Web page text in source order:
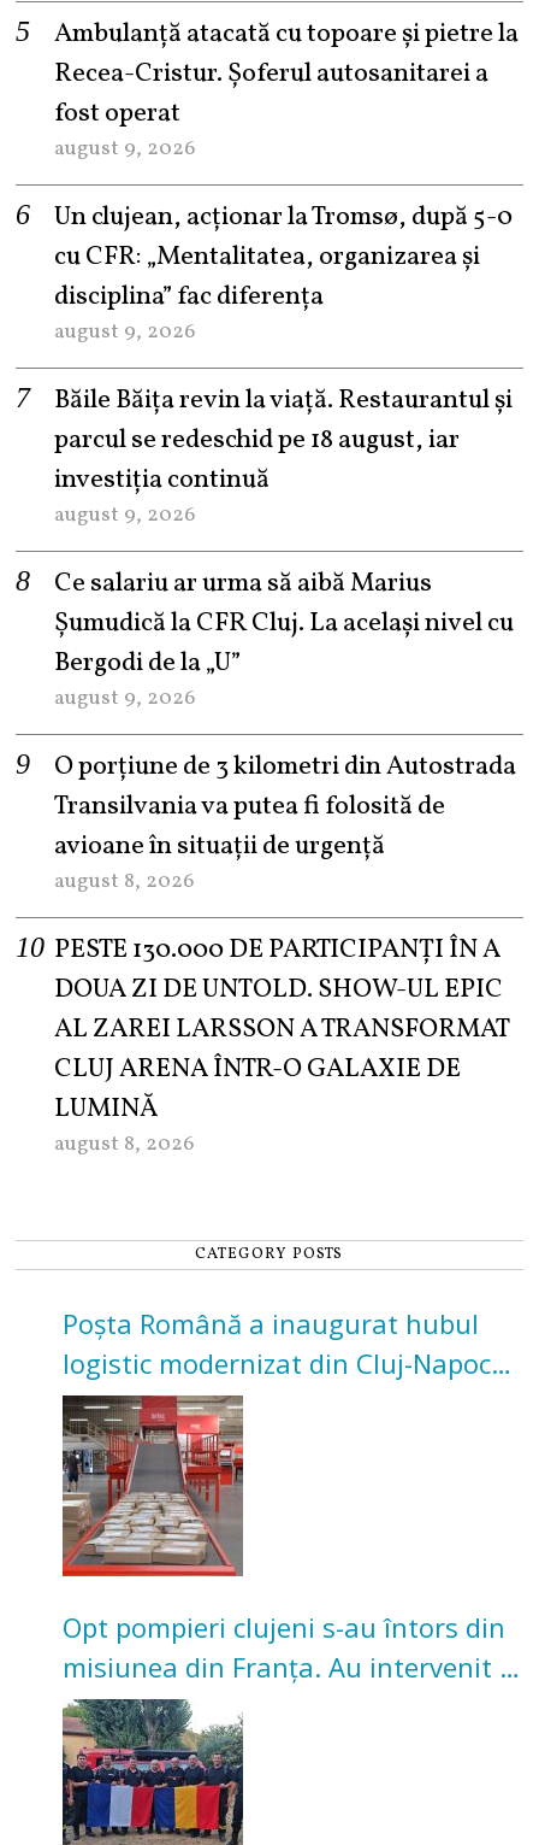
Ambulanță atacată cu topoare și pietre la
Recea-Cristur. Șoferul autosanitarei a
fost operat
august 9, 2026
Un clujean, acționar la Tromsø, după 5-0
cu CFR: „Mentalitatea, organizarea și
disciplina” fac diferența
august 9, 2026
Băile Băița revin la viață. Restaurantul și
parcul se redeschid pe 18 august, iar
investiția continuă
august 9, 2026
Ce salariu ar urma să aibă Marius
Șumudică la CFR Cluj. La același nivel cu
Bergodi de la „U”
august 9, 2026
O porțiune de 3 kilometri din Autostrada
Transilvania va putea fi folosită de
avioane în situații de urgență
august 8, 2026
PESTE 130.000 DE PARTICIPANȚI ÎN A
DOUA ZI DE UNTOLD. SHOW-UL EPIC
AL ZAREI LARSSON A TRANSFORMAT
CLUJ ARENA ÎNTR-O GALAXIE DE
LUMINĂ
august 8, 2026
CATEGORY POSTS
Poșta Română a inaugurat hubul
logistic modernizat din Cluj-Napoca.
Investiție de 3 milioane de euro
Opt pompieri clujeni s-au întors din
misiunea din Franța. Au intervenit la
incendii de vegetație și pădure